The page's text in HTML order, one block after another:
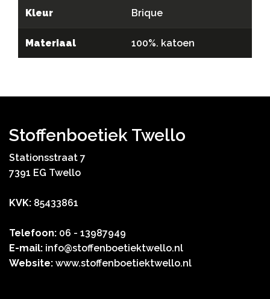
Kleur Brique
Materiaal 100%. katoen
Stoffenboetiek Twello
Stationsstraat 7
7391 EG Twello
KVK: 85433861
Telefoon: 06 - 13987949
E-mail: info@stoffenboetiektwello.nl
Website: www.stoffenboetiektwello.nl